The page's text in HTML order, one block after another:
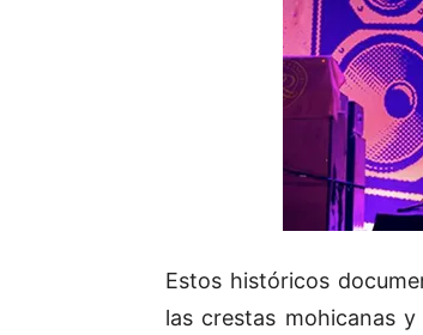
Estos históricos
las crestas mohicanas